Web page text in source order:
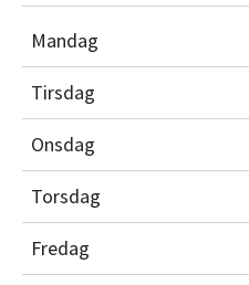
Mandag
Tirsdag
Onsdag
Torsdag
Fredag